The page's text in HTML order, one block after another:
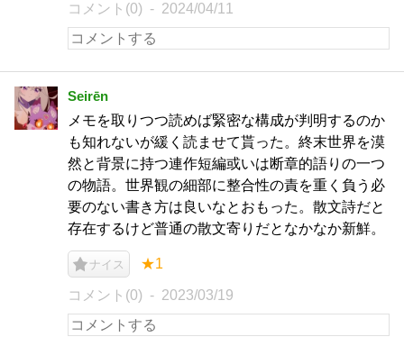
コメント(0) 2024/04/11
Seirēn
メモを取りつつ読めば緊密な構成が判明するのか
も知れないが緩く読ませて貰った。終末世界を漠
然と背景に持つ連作短編或いは断章的語りの一つ
の物語。世界観の細部に整合性の責を重く負う必
要のない書き方は良いなとおもった。散文詩だと
存在するけど普通の散文寄りだとなかなか新鮮。
ナイス ★1
コメント(0) 2023/03/19